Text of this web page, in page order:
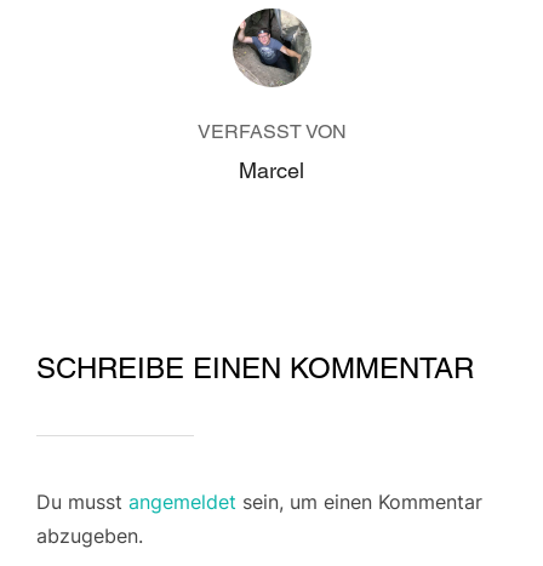
BEITRAGSAUTOR
VERFASST VON
Marcel
SCHREIBE EINEN KOMMENTAR
Du musst angemeldet sein, um einen Kommentar
abzugeben.